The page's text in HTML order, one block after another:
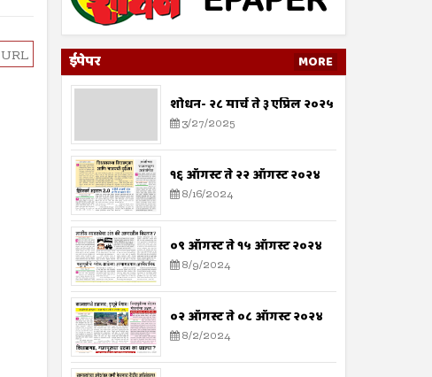
URL ईपेपर MORE
शोधन- २८ मार्च ते ३ एप्रिल २०२५
3/27/2025
१६ ऑगस्ट ते २२ ऑगस्ट २०२४
8/16/2024
०९ ऑगस्ट ते १५ ऑगस्ट २०२४
8/9/2024
०२ ऑगस्ट ते ०८ ऑगस्ट २०२४
8/2/2024